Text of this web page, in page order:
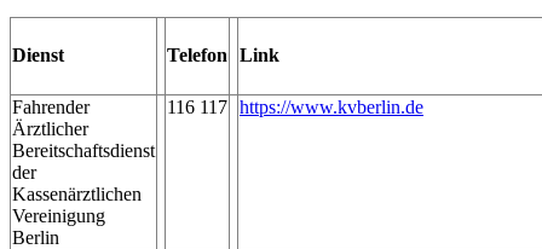
Dienst Telefon Link
Fahrender
Ärztlicher
Bereitschaftsdienst
der
Kassenärztlichen
Vereinigung
Berlin
116 117 https://www.kvberlin.de